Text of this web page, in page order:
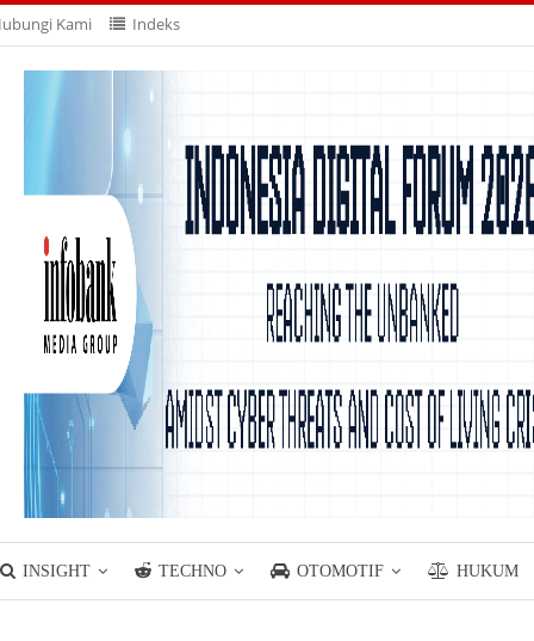
Kami Indeks
INSIGHT TECHNO OTOMOTIF HUKUM